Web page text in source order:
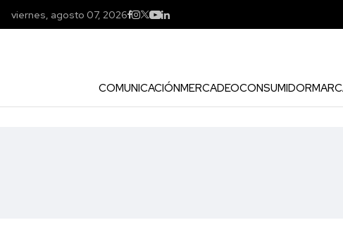
viernes, agosto 07, 2026
COMUNICACIÓNMERCADEOCONSUMIDOR